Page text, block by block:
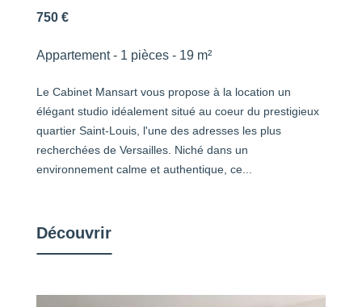
750 €
Appartement - 1 pièces - 19 m²
Le Cabinet Mansart vous propose à la location un
élégant studio idéalement situé au coeur du prestigieux
quartier Saint-Louis, l'une des adresses les plus
recherchées de Versailles. Niché dans un
environnement calme et authentique, ce...
Découvrir